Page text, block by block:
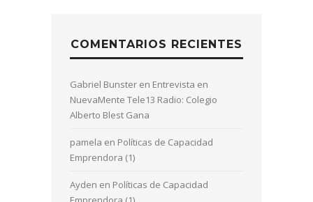
COMENTARIOS RECIENTES
Gabriel Bunster en Entrevista en
NuevaMente Tele13 Radio: Colegio
Alberto Blest Gana
pamela en Políticas de Capacidad
Emprendora (1)
Ayden en Políticas de Capacidad